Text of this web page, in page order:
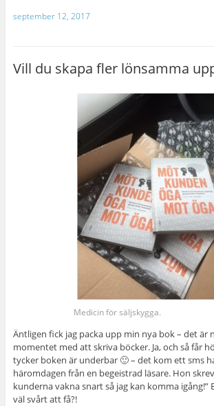
september 12, 2017
Vill du skapa fler lönsamma
Medicin för säljskygga.
Äntligen fick jag packa upp min nya bok – det är
momentet med att skriva böcker. Ja, och så får
tycker boken är underbar 🙂 – det kom ett sms
häromdagen från en begeistrad läsare. Hon
kunderna vakna snart så jag kan komma igång!”
väl svårt att få?!